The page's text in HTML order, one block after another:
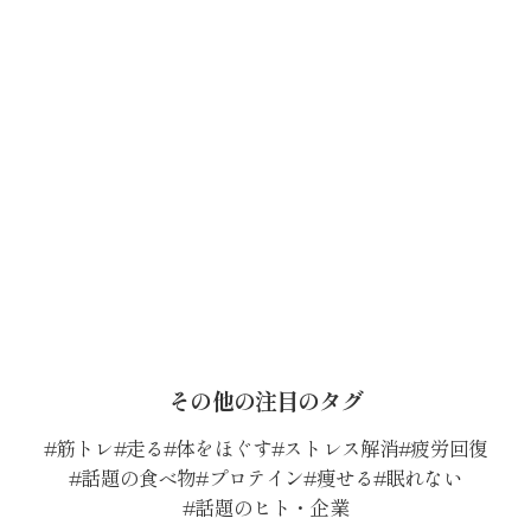
その他の注目のタグ
筋トレ 走る 体をほぐす ストレス解消 疲労回復
話題の食べ物 プロテイン 痩せる 眠れない
話題のヒト・企業